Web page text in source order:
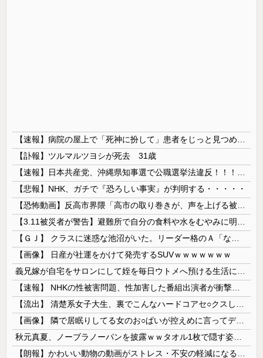
【訃報】ツルマルツヨシが死去 31歳
【悲報】NHK、ガチで『恐ろしい事実』が判明する・・・・・
【画像】 日産が社運をかけて発売するSUVｗｗｗｗｗｗｗ
【画像】 隣で居眠りしてる女のお○ぱいが控えめに言ってデカいｗｗｗ